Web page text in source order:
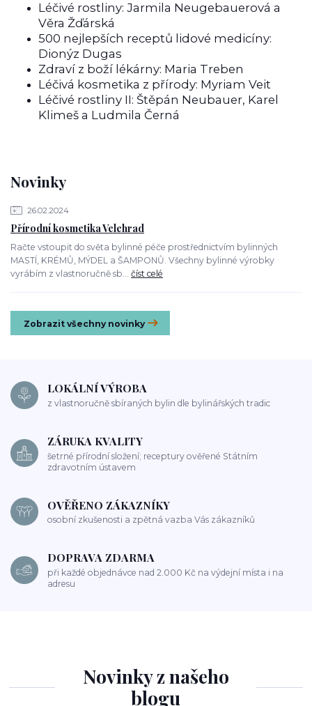
Novinky
26.02.2024
Přírodní kosmetika Velehrad
Račte vstoupit do světa bylinné péče prostřednictvím bylinných
MASTÍ, KRÉMŮ, MÝDEL a ŠAMPONŮ. Všechny bylinné výrobky
vyrábím z vlastnoručně sb... číst celé
Zobrazit všechny novinky
Léčivé rostliny: Jarmila Neugebauerová a
Věra Žďárská
500 nejlepších receptů lidové medicíny:
Dionýz Dugas
Zdraví z boží lékárny: Maria Treben
Léčivá kosmetika z přírody: Myriam Veit
Léčivé rostliny II: Štěpán Neubauer, Karel
Klimeš a Ludmila Černá
LOKÁLNÍ VÝROBA
z vlastnoručně sbíraných bylin dle bylinářských tradic
ZÁRUKA KVALITY
šetrné přírodní složení; receptury ověřené Státním
zdravotním ústavem
OVĚŘENO ZÁKAZNÍKY
osobní zkušenosti a zpětná vazba Vás zákazníků
DOPRAVA ZDARMA
při každé objednávce nad 2.000 Kč na výdejní místa i na
adresu
Novinky z našeho
blogu